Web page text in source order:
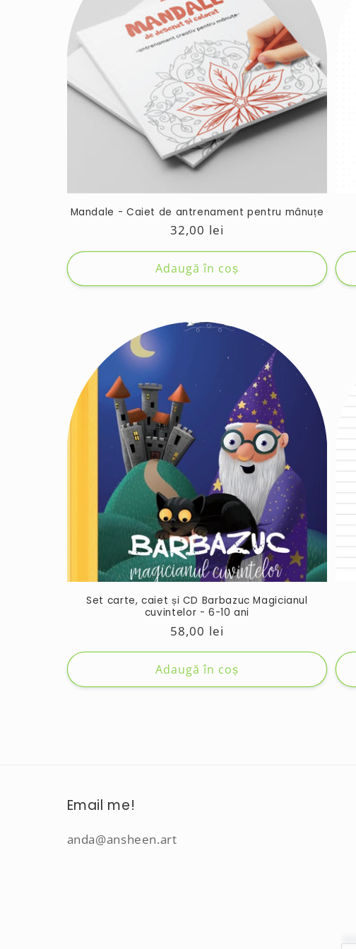
ț
i
e
Mandale - Caiet de antrenament pentru mânuțe
Preț
obișnuit
32,00 lei
Adaugă în coș
Set carte, caiet și CD Barbazuc Magicianul
cuvintelor - 6-10 ani
Preț
obișnuit
58,00 lei
Adaugă în coș
Email me!
anda@ansheen.art